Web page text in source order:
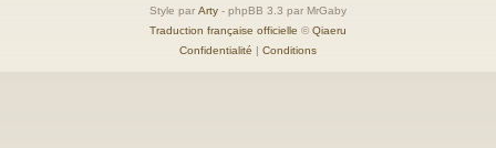
Style par Arty - phpBB 3.3 par MrGaby
Traduction française officielle © Qiaeru
Confidentialité | Conditions